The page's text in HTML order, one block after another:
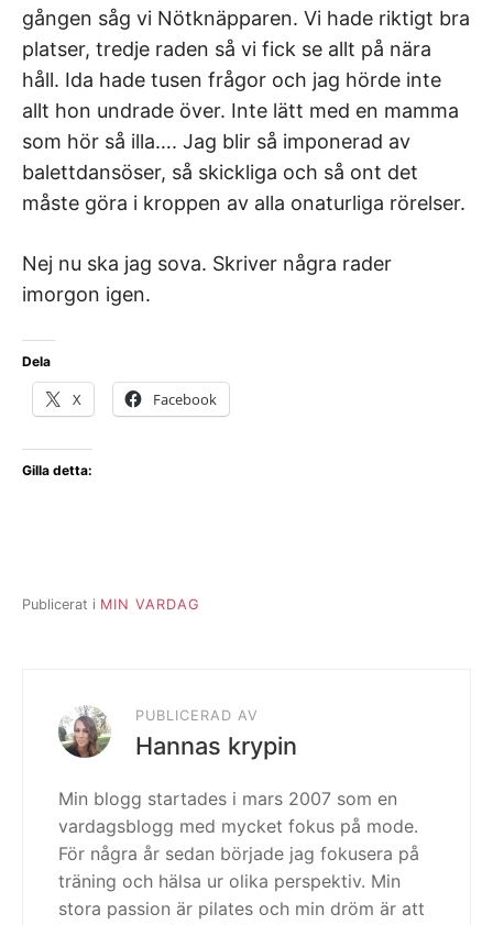
gången såg vi Nötknäpparen. Vi hade riktigt bra
platser, tredje raden så vi fick se allt på nära
håll. Ida hade tusen frågor och jag hörde inte
allt hon undrade över. Inte lätt med en mamma
som hör så illa…. Jag blir så imponerad av
balettdansöser, så skickliga och så ont det
måste göra i kroppen av alla onaturliga rörelser.
Nej nu ska jag sova. Skriver några rader
imorgon igen.
Dela
X Facebook
Gilla detta:
Publicerat i MIN VARDAG
PUBLICERAD AV
Hannas krypin
Min blogg startades i mars 2007 som en
vardagsblogg med mycket fokus på mode.
För några år sedan började jag fokusera på
träning och hälsa ur olika perspektiv. Min
stora passion är pilates och min dröm är att